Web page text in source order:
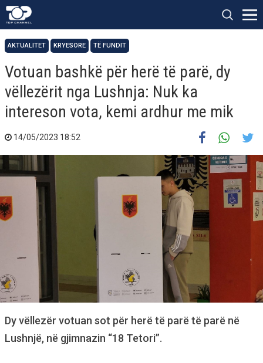
AKTUALITET KRYESORE TË FUNDIT
Votuan bashkë për herë të parë, dy
vëllezërit nga Lushnja: Nuk ka
intereson vota, kemi ardhur me mik
14/05/2023 18:52
Dy vëllezër votuan sot për herë të parë të parë në
Lushnjë, në gjimnazin “18 Tetori”.